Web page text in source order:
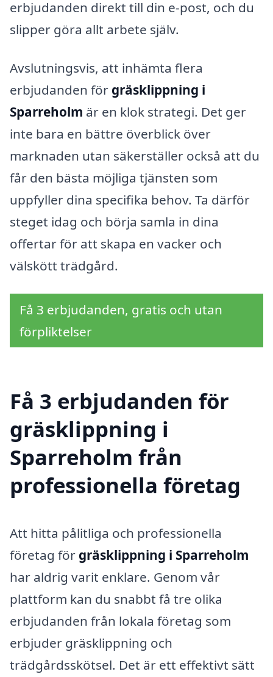
erbjudanden direkt till din e-post, och du
slipper göra allt arbete själv.
Avslutningsvis, att inhämta flera
erbjudanden för gräsklippning i
Sparreholm är en klok strategi. Det ger
inte bara en bättre överblick över
marknaden utan säkerställer också att du
får den bästa möjliga tjänsten som
uppfyller dina specifika behov. Ta därför
steget idag och börja samla in dina
offertar för att skapa en vacker och
välskött trädgård.
Få 3 erbjudanden, gratis och utan
förpliktelser
Få 3 erbjudanden för
gräsklippning i
Sparreholm från
professionella företag
Att hitta pålitliga och professionella
företag för gräsklippning i Sparreholm
har aldrig varit enklare. Genom vår
plattform kan du snabbt få tre olika
erbjudanden från lokala företag som
erbjuder gräsklippning och
trädgårdsskötsel. Det är ett effektivt sätt